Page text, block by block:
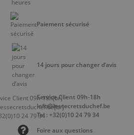
Paiement sécurisé
14 jours pour changer d’avis
Service Client 09h-18h
info@lessecretsduchef.be
Tel : +32(0)10 24 79 34
Foire aux questions